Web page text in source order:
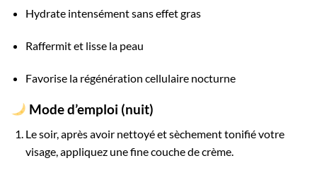
Hydrate intensément sans effet gras
Raffermit et lisse la peau
Favorise la régénération cellulaire nocturne
Mode d’emploi (nuit)
Le soir, après avoir nettoyé et sèchement tonifié votre
visage, appliquez une fine couche de crème.